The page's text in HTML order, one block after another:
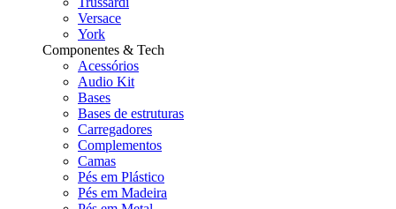
Versace
York
Componentes & Tech
Acessórios
Audio Kit
Bases
Bases de estruturas
Carregadores
Complementos
Camas
Pés em Plástico
Pés em Madeira